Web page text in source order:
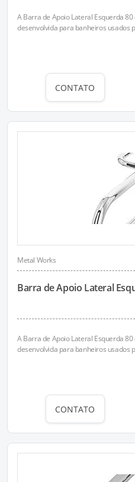
A Barra de Apoio Lateral Esquerda
desenvolvida para banheiros usados
CONTATO
Metal Works
Barra de Apoio Lateral
A Barra de Apoio Lateral Esquerda
desenvolvida para banheiros usados
CONTATO